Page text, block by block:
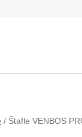
/ Štafle VENBOS